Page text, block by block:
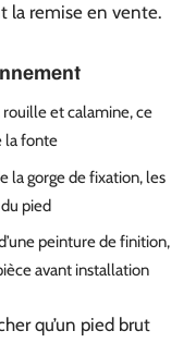
la remise en vente.
et calamine, ce
la fonte
la gorge de fixation, les
pied
peinture de finition,
avant installation
qu’un pied brut